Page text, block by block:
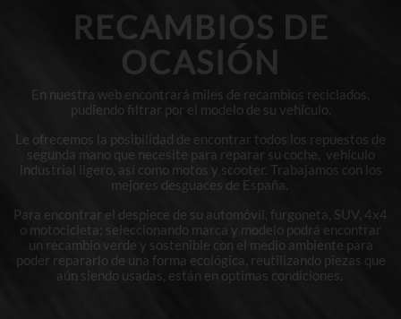
RECAMBIOS DE
OCASIÓN
En nuestra web encontrará miles de recambios reciclados,
pudiendo filtrar por el modelo de su vehículo.
Le ofrecemos la posibilidad de encontrar todos los repuestos de
segunda mano que necesite para reparar su coche, vehículo
industrial ligero, así como motos y scooter. Trabajamos con los
mejores desguaces de España.
Para encontrar el despiece de su automóvil, furgoneta, SUV, 4x4
o motocicleta; seleccionando marca y modelo podrá encontrar
un recambio verde y sostenible con el medio ambiente para
poder repararlo de una forma ecológica, reutilizando piezas que
aún siendo usadas, están en optimas condiciones.